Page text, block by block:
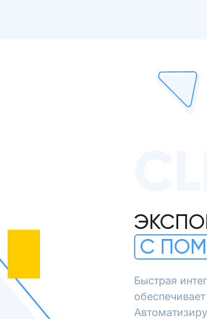
С
Быстрая